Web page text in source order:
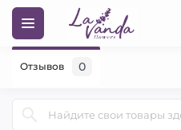
Отзывов 0